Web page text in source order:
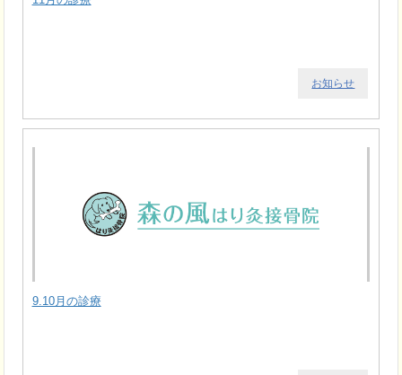
お知らせ
9.10月の診療